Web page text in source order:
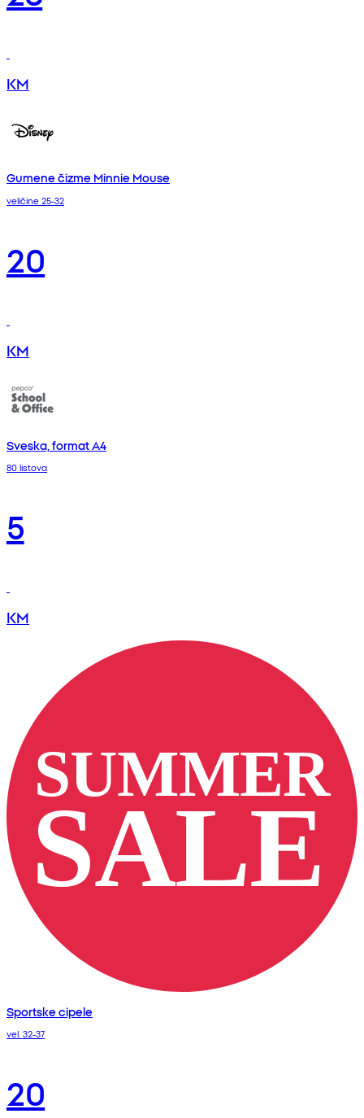
KM
Gumene čizme Minnie Mouse
veličine 25-32
20
KM
Sveska, format A4
80 listova
5
KM
Sportske cipele
vel. 32-37
20